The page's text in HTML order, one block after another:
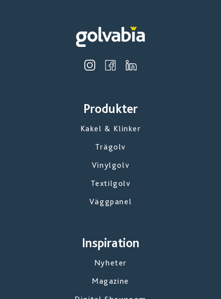
Produkter
Kakel & Klinker
Trägolv
Vinylgolv
Textilgolv
Väggpanel
Inspiration
Nyheter
Magazine